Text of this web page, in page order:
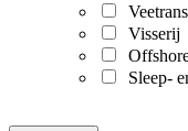
Visserij
Sleep-